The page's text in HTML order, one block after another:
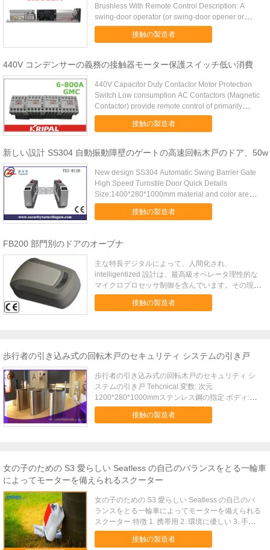
Brushless With Remote Control Description: A
swing-door operator (or swing-door opener or
automatic swing...
接触の製造者
440V コンデンサーの義務の接触器モーター保護スイッチ低い消費
440V Capacitor Duty Contactor Motor Protection
Switch Low consumption AC Contactors (Magnetic
Contactor) provide remote control of primarily
electric ...
接触の製造者
新しい設計 SS304 自動振動障壁のゲートの高速回転木戸のドア、50w
New design SS304 Automatic Swing Barrier Gate
High Speed Turnstile Door Quick Details
Size:1400*280*1000mm material and color are
optinal Material...
接触の製造者
FB200 部門別のドアのオープナ
主な特長デジタルによって、人間化され、
intelligentized 設計は、最高級オペレータ理性的な
マイクロプロセッサ制御を含んでいます。その現代
および未来派の一見は柔らかく、滑らかなラインを
特色にします。 あらゆる細部および形は注意深く
明制御、自動終わり、自動逆およびフォトセルの保
護等、非常に静かな、円滑な運用調整します。電源
異常の場合には手動解除装置。電気限界スイッチは
ドアの位置を覚えています。最高とリモート・コン
トロール ホッピング コード。 25 の PC の送信機。
限界の位置を置くこと容易。妨害の場合に開始の
closing& 自動停止で自動逆。自動的に 1-9 分後に
ます防ぎます。 3 つのガレージのドア。ボタンのた
めの配線ターミナルは、赤外線フォトセル、
FB120FB200電源AC220× （1±10%） V
50HzAC220× （1±10%） V 50Hzモーター永久マ
グネットDC モーター永久マグネットDC モーター
モーター力24V、≥80W24V、≥100W及び近い力開
けて下さい600N1200N持ち上がる高さ2.2m-
接触の製造者
歩行者の引き込み式の回転木戸のセキュリティ システムの引き戸
歩行者の引き込み式の回転木戸のセキュリティ シ
ステムの引き戸 Tehcnical 変数: 次元
1200*280*1000mmステンレス鋼の指定 ボディ:
SS304チャネルの幅600mm 以下電源
AC110V±10V、60Hz/AC220V±10V、50Hzドライ
い常態）応答時間1s 入力インターフェイス+12V の
電気的信号または幅 >100ms の DC の衝動信号通
信用インタフェースRS485/relay 信号実用温
度-15°C | 50°C関連の謙遜パッケージ 紙の箱/木箱
機能および特徴: 1. 設計されていた適度な、信頼で
きる動き、騒音、順調順調および長い耐用年数。 2.
敏速な機能にアクセスして下さい: 赤いおよび緑色
航法燈のプロンプト渡る情報。 3。 いろいろなオペ
接触の製造者
女の子のための S3 愛らしい Seatless の自己のバランスをとる一輪車
によってモーターを備えられるスクーター
女の子のための S3 愛らしい Seatless の自己のバ
ランスをとる一輪車によってモーターを備えられる
スクーター 特徴 1. 携帯用 2. 環境に優しい 3. 手は
放します 記述 短い間隔のための車を取り替える S3
を使用して。 これはガスの費用、汚染および交通
接触の製造者